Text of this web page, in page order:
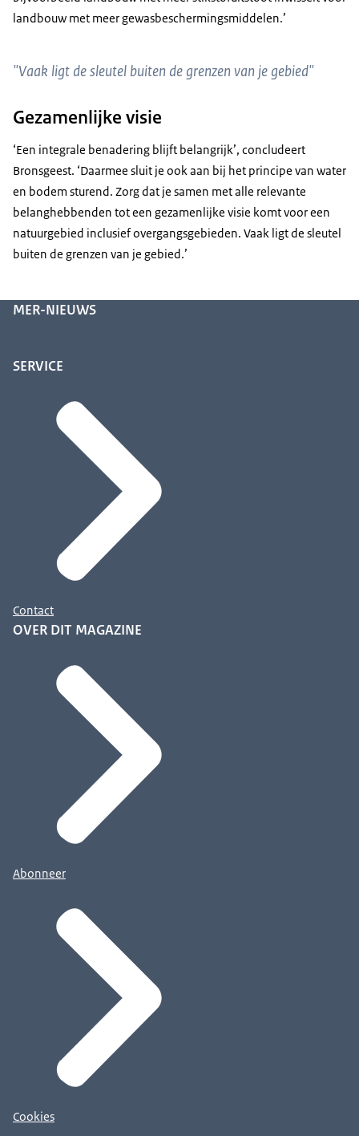
landbouw met meer gewasbeschermingsmiddelen.’
"Vaak ligt de sleutel buiten de grenzen van je gebied"
Gezamenlijke visie
‘Een integrale benadering blijft belangrijk’, concludeert
Bronsgeest. ‘Daarmee sluit je ook aan bij het principe van water
en bodem sturend. Zorg dat je samen met alle relevante
belanghebbenden tot een gezamenlijke visie komt voor een
natuurgebied inclusief overgangsgebieden. Vaak ligt de sleutel
buiten de grenzen van je gebied.’
MER-NIEUWS
SERVICE
Contact
OVER DIT MAGAZINE
Abonneer
Cookies